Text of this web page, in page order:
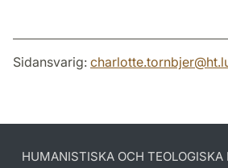
Sidansvarig: charlotte.tornbjer@
HUMANISTISKA OCH TEOLOGISKA